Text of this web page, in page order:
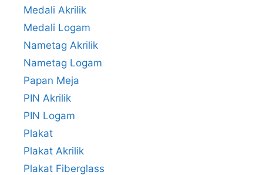
Medali Akrilik
Medali Logam
Nametag Akrilik
Nametag Logam
Papan Meja
PIN Akrilik
PIN Logam
Plakat
Plakat Akrilik
Plakat Fiberglass